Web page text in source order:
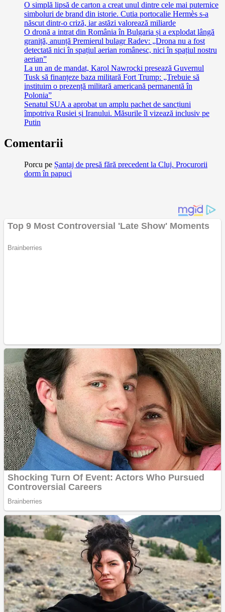
O simplă lipsă de carton a creat unul dintre cele mai puternice
simboluri de brand din istorie. Cutia portocalie Hermès s-a
născut dintr-o criză, iar astăzi valorează miliarde
O dronă a intrat din România în Bulgaria și a explodat lângă
graniță, anunță Premierul bulagr Radev: „Drona nu a fost
detectată nici în spațiul aerian românesc, nici în spațiul nostru
aerian”
La un an de mandat, Karol Nawrocki presează Guvernul
Tusk să finanțeze baza militară Fort Trump: „Trebuie să
instituim o prezență militară americană permanentă în
Polonia”
Senatul SUA a aprobat un amplu pachet de sancțiuni
împotriva Rusiei și Iranului. Măsurile îl vizează inclusiv pe
Putin
Comentarii
Porcu pe Șantaj de presă fără precedent la Cluj. Procurorii
dorm în papuci